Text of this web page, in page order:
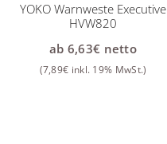
YOKO Warnweste Executive
HVW820
ab 6,63€ netto
(7,89€ inkl. 19% MwSt.)